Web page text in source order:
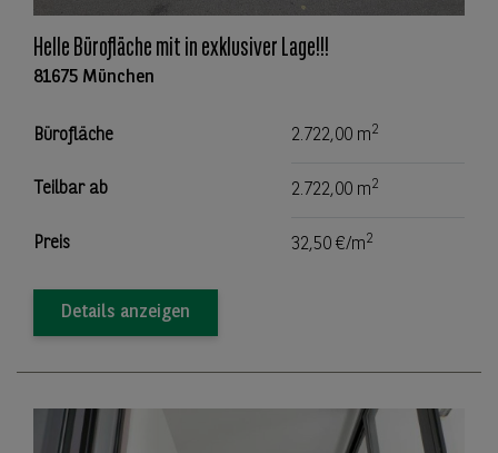
Helle Bürofläche mit in exklusiver Lage!!!
81675 München
Bürofläche 2.722,00 m2
Teilbar ab 2.722,00 m2
Preis 32,50 €/m2
Details anzeigen